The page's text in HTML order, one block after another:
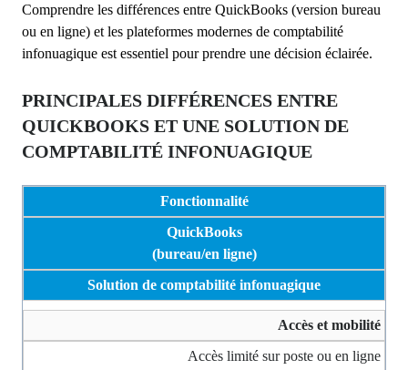
Comprendre les différences entre QuickBooks (version bureau
ou en ligne) et les plateformes modernes de comptabilité
infonuagique est essentiel pour prendre une décision éclairée.
PRINCIPALES DIFFÉRENCES ENTRE
QUICKBOOKS ET UNE SOLUTION DE
COMPTABILITÉ INFONUAGIQUE
Fonctionnalité
QuickBooks
(bureau/en ligne)
Solution de comptabilité infonuagique
Accès et mobilité
Accès limité sur poste ou en ligne